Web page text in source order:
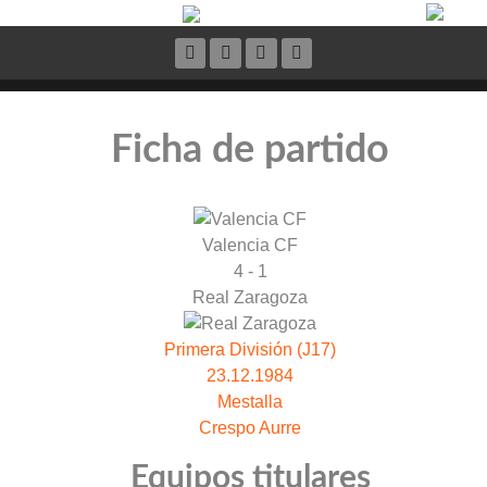
Ficha de partido
Valencia CF
4 - 1
Real Zaragoza
Primera División (J17)
23.12.1984
Mestalla
Crespo Aurre
Equipos titulares